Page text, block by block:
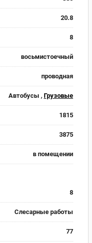
20.8
8
восьмистоечный
проводная
Автобусы , Грузовые
1815
3875
в помещении
8
Слесарные работы
77